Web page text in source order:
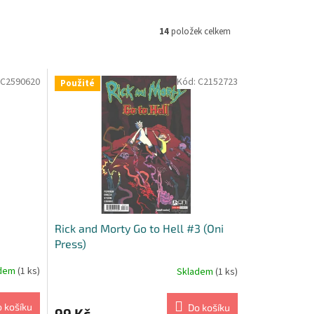
14položek celkem
(1 ks)
košíku
C2590620 Použité
Rick and Morty Go to Hell #3 (Oni
Press)
Skladem (1 ks)
Do košíku
Kód: C2152723